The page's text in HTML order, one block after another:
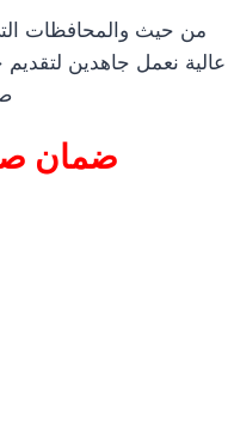
من حيث والمحافظات
عالية نعمل جاهدين لتقديم
ضمان